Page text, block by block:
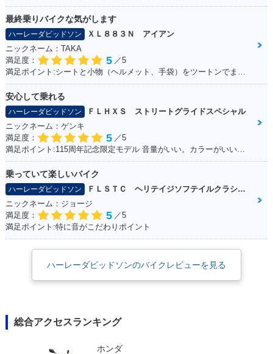
最終乗りバイクな気がします
ハーレーダビッドソン
ＸＬ８８３Ｎ アイアン
ニックネーム：TAKA
満足度：
5 ／5
安心して乗れる
ハーレーダビッドソン
ＦＬＨＸＳ ストリートグライドスペシャル
ニックネーム：ゲンキ
満足度：
5 ／5
満足ポイント:115周年記念限定モデル 音量がいい。カラーがいい！カムを交換している。音が良くなった。 外観をいじってカスタムしていきたい。
乗っていて楽しいバイク
ハーレーダビッドソン
ＦＬＳＴＣ ヘリテイジソフテイルクラシック
ニックネーム：ジョージ
満足度：
5 ／5
満足ポイント:特に音がこだわりポイント
ハーレーダビッドソンのバイクレビューを見る
総合アクセスランキング
ホンダ